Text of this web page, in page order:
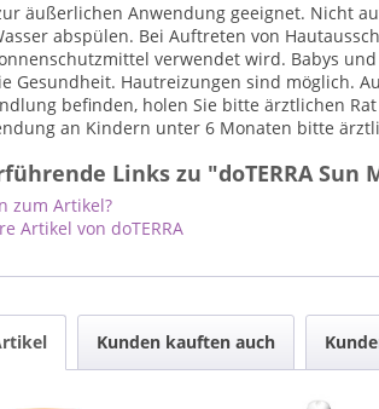
äußerlichen Anwendung geeignet. Nicht
abspülen. Bei Auftreten von
verwendet wird. Babys
Gesundheit. Hautreizungen sind möglich.
befinden, holen Sie bitte ärztlichen
an Kindern unter 6 Monaten bitte
Links zu "doTERRA
zum Artikel?
Artikel von doTERRA
Kunden kauften auch